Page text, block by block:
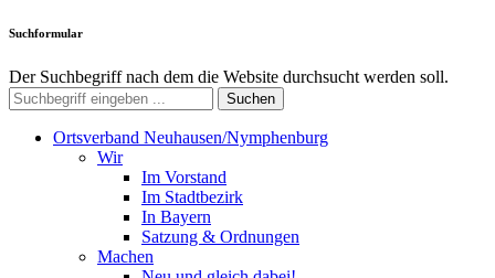
Suchformular
Der Suchbegriff nach dem die Website durchsucht werden soll.
Suchen
Ortsverband Neuhausen/Nymphenburg
Wir
Im Vorstand
Im Stadtbezirk
In Bayern
Satzung & Ordnungen
Machen